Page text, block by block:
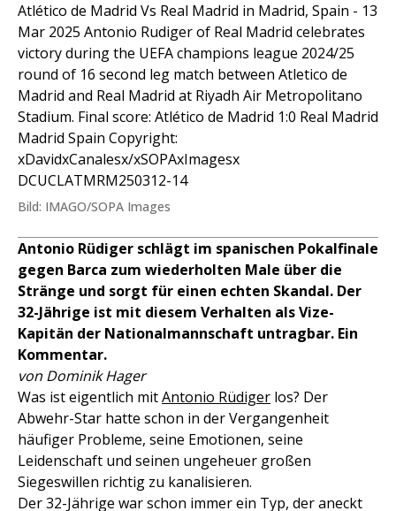
Atlético de Madrid Vs Real Madrid in Madrid, Spain - 13
Mar 2025 Antonio Rudiger of Real Madrid celebrates
victory during the UEFA champions league 2024/25
round of 16 second leg match between Atletico de
Madrid and Real Madrid at Riyadh Air Metropolitano
Stadium. Final score: Atlético de Madrid 1:0 Real Madrid
Madrid Spain Copyright:
xDavidxCanalesx/xSOPAxImagesx
DCUCLATMRM250312-14
Bild: IMAGO/SOPA Images
Antonio Rüdiger schlägt im spanischen Pokalfinale
gegen Barca zum wiederholten Male über die
Stränge und sorgt für einen echten Skandal. Der
32-Jährige ist mit diesem Verhalten als Vize-
Kapitän der Nationalmannschaft untragbar. Ein
Kommentar.
von Dominik Hager
Was ist eigentlich mitAntonio Rüdiger los? Der
Abwehr-Star hatte schon in der Vergangenheit
häufiger Probleme, seine Emotionen, seine
Leidenschaft und seinen ungeheuer großen
Siegeswillen richtig zu kanalisieren.
Der 32-Jährige war schon immer ein Typ, der aneckt